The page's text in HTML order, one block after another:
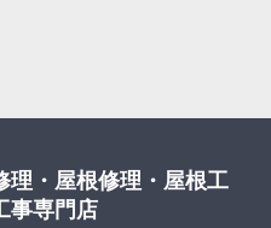
理・屋根修理・屋根工
事専門店